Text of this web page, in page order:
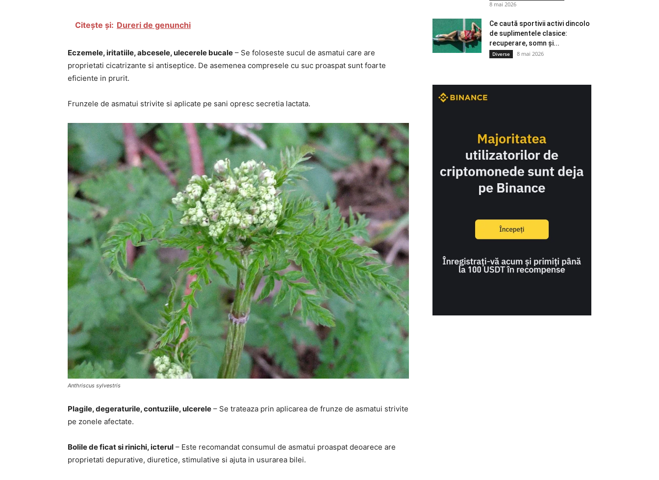
Citește și: Dureri de genunchi
Eczemele, iritatiile, abcesele, ulecerele bucale – Se foloseste sucul de asmatui care are
proprietati cicatrizante si antiseptice. De asemenea compresele cu suc proaspat sunt foarte
eficiente in prurit.
Frunzele de asmatui strivite si aplicate pe sani opresc secretia lactata.
Anthriscus sylvestris
Plagile, degeraturile, contuziile, ulcerele – Se trateaza prin aplicarea de frunze de asmatui strivite
pe zonele afectate.
Bolile de ficat si rinichi, icterul – Este recomandat consumul de asmatui proaspat deoarece are
proprietati depurative, diuretice, stimulative si ajuta in usurarea bilei.
8 mai 2026
Ce caută sportivii activi dincolo
de suplimentele clasice:
recuperare, somn și...
Diverse 8 mai 2026